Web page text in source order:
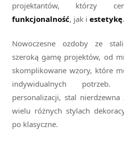
projektantów, którzy
funkcjonalność, jak i estetykę.
Nowoczesne ozdoby ze
szeroką gamę projektów, od
skomplikowane wzory, które
indywidualnych potrzeb.
personalizacji, stal
wielu różnych stylach
po klasyczne.